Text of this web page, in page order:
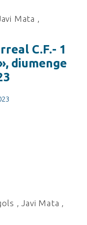
Mata ,
C.F.- 1
diumenge
,Javi Mata ,